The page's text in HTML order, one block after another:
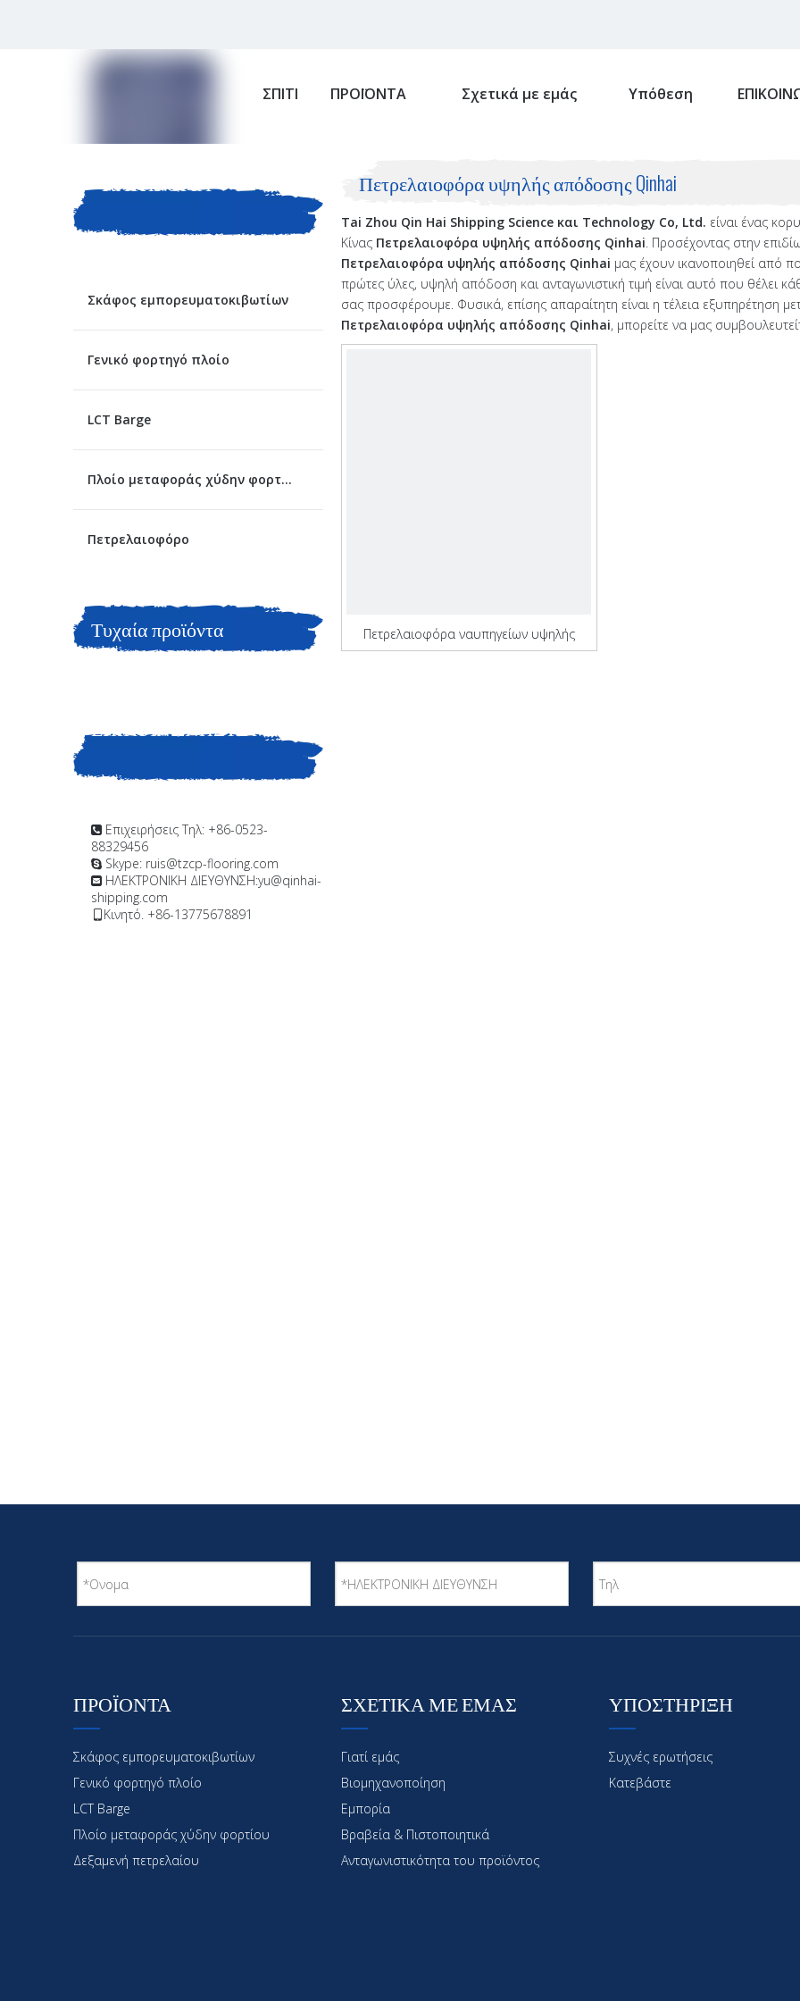
ΣΠΙΤΙ ΠΡΟΪΟΝΤΑ Σχετικά με εμάς Υπόθεση
ΚΑΤΗΓΟΡΙΑ
ΠΡΟΙΟΝΤΟΣ
Σκάφος εμπορευματοκιβωτίων
Γενικό φορτηγό πλοίο
LCT Barge
Πλοίο μεταφοράς χύδην φορτίου
Πετρελαιοφόρο
Τυχαία προϊόντα
ΕΠΙΚΟΙΝΩΝΗΣΤΕ ΜΑΖΙ
ΜΑΣ
 Επιχειρήσεις Τηλ: +86-0523-
88329456
 Skype: ruis@tzcp-flooring.com
 ΗΛΕΚΤΡΟΝΙΚΗ ΔΙΕΥΘΥΝΣΗ:yu@qinhai-
shipping.com
Κινητό. +86-13775678891
Πετρελαιοφόρα υψηλής απόδοσης Qinhai
Tai Zhou Qin Hai Shipping Science και Technology Co, Ltd. είναι ένας
Κίνας Πετρελαιοφόρα υψηλής απόδοσης Qinhai. Προσέχοντας στην
Πετρελαιοφόρα υψηλής απόδοσης Qinhai μας έχουν ικανοποιηθεί από
πρώτες ύλες, υψηλή απόδοση και ανταγωνιστική τιμή είναι αυτό που θέλει
σας προσφέρουμε. Φυσικά, επίσης απαραίτητη είναι η τέλεια εξυπηρέτηση
Πετρελαιοφόρα υψηλής απόδοσης Qinhai, μπορείτε να μας
Πετρελαιοφόρα ναυπηγείων υψηλής
απόδοσης Qinhai
ΠΡΟΪΟΝΤΑ
Σκάφος εμπορευματοκιβωτίων
Γενικό φορτηγό πλοίο
LCT Barge
Πλοίο μεταφοράς χύδην φορτίου
Δεξαμενή πετρελαίου
ΣΧΕΤΙΚΑ ΜΕ ΕΜΑΣ
Γιατί εμάς
Βιομηχανοποίηση
Εμπορία
Βραβεία & Πιστοποιητικά
Ανταγωνιστικότητα του προϊόντος
ΥΠΟΣΤΗΡΙΞΗ
Συχνές ερωτήσεις
Κατεβάστε